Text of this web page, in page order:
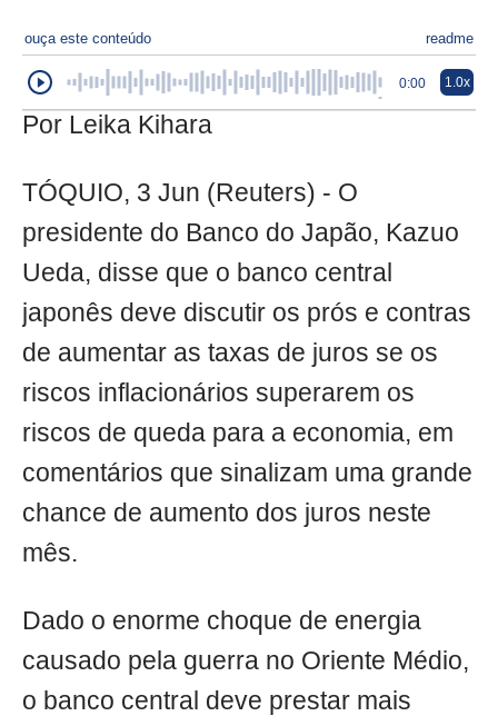
ouça este conteúdo readme
0:00 1.0x
Por Leika Kihara
TÓQUIO, 3 Jun (Reuters) - O
presidente do Banco do Japão, Kazuo
Ueda, disse que o banco central
japonês deve discutir os prós e contras
de aumentar as taxas de juros se os
riscos inflacionários superarem os
riscos de queda para a economia, em
comentários que sinalizam uma grande
chance de aumento dos juros neste
mês.
Dado o enorme choque de energia
causado pela guerra no Oriente Médio,
o banco central deve prestar mais